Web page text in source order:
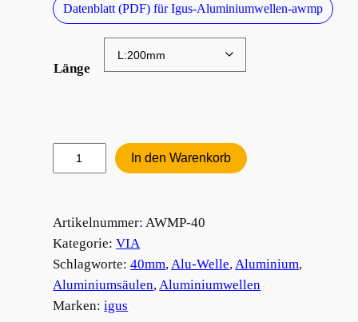
Datenblatt (PDF) für Igus-Aluminiumwellen-awmp
Länge
Aluminiumwelle
40mm
In den Warenkorb
Artikelnummer: AWMP-40
Kategorie:VIA
Schlagworte:40mm, Alu-Welle, Aluminium
Aluminiumsäulen, Aluminiumwellen
Marken:igus